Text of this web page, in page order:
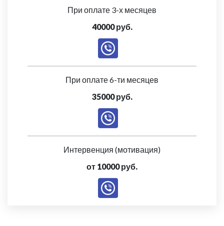
При оплате 3-х месяцев
40000 руб.
При оплате 6-ти месяцев
35000 руб.
Интервенция (мотивация)
от 10000 руб.